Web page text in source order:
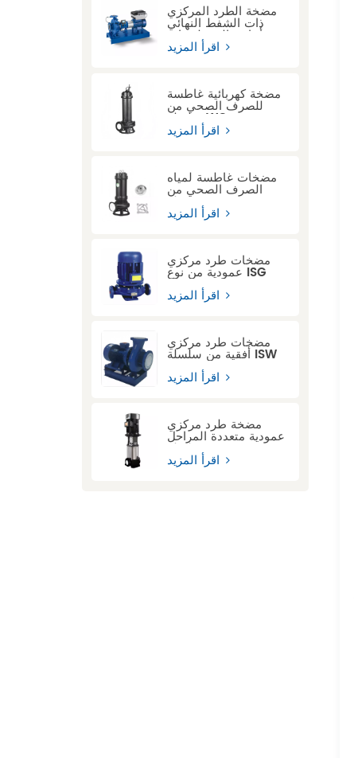
مضخة الطرد المركزي
ذات الشفط النهائي
أحادي المرحلة ذات
الوصلة الممتدة KSB
ETN
مضخة كهربائية غاطسة
للصرف الصحي من
سلسلة WQ
مضخات غاطسة لمياه
الصرف الصحي من
سلسلة ASWQ مزودة
بجهاز قطع
مضخات طرد مركزي
عمودية من نوع ISG
مضخات طرد مركزي
أفقية من سلسلة ISW
مضخة طرد مركزي
عمودية متعددة المراحل